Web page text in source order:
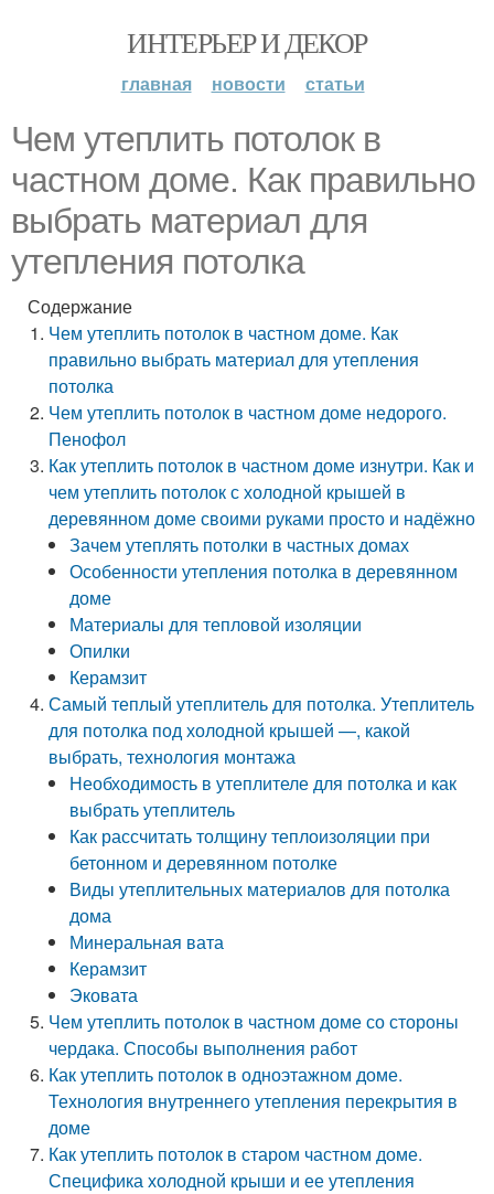
ИНТЕРЬЕР И ДЕКОР
главная новости статьи
Чем утеплить потолок в
частном доме. Как правильно
выбрать материал для
утепления потолка
Содержание
Чем утеплить потолок в частном доме. Как
правильно выбрать материал для утепления
потолка
Чем утеплить потолок в частном доме недорого.
Пенофол
Как утеплить потолок в частном доме изнутри. Как и
чем утеплить потолок с холодной крышей в
деревянном доме своими руками просто и надёжно
Зачем утеплять потолки в частных домах
Особенности утепления потолка в деревянном
доме
Материалы для тепловой изоляции
Опилки
Керамзит
Самый теплый утеплитель для потолка. Утеплитель
для потолка под холодной крышей —, какой
выбрать, технология монтажа
Необходимость в утеплителе для потолка и как
выбрать утеплитель
Как рассчитать толщину теплоизоляции при
бетонном и деревянном потолке
Виды утеплительных материалов для потолка
дома
Минеральная вата
Керамзит
Эковата
Чем утеплить потолок в частном доме со стороны
чердака. Способы выполнения работ
Как утеплить потолок в одноэтажном доме.
Технология внутреннего утепления перекрытия в
доме
Как утеплить потолок в старом частном доме.
Специфика холодной крыши и ее утепления